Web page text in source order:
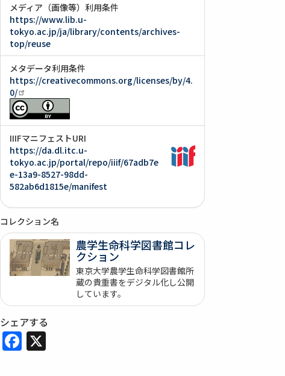
メディア（画像等）利用条件
https://www.lib.u-
tokyo.ac.jp/ja/library/contents/archives-
top/reuse
メタデータ利用条件
https://creativecommons.org/licenses/by/4.
0/
IIIFマニフェストURI
https://da.dl.itc.u-
tokyo.ac.jp/portal/repo/iiif/67adb7e
e-13a9-8527-98dd-
582ab6d1815e/manifest
コレクション名
農学生命科学図書館コレ
クション
東京大学農学生命科学図書館所
蔵の貴重書をデジタル化し公開
しています。
シェアする
Facebook
X